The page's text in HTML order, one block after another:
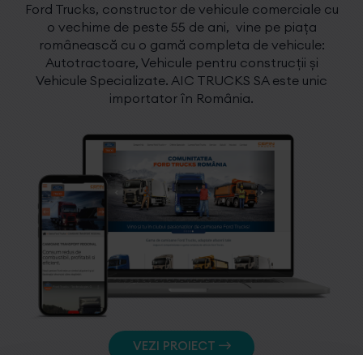
Ford Trucks, constructor de vehicule comerciale cu
o vechime de peste 55 de ani, vine pe piața
românească cu o gamă completa de vehicule:
Autotractoare, Vehicule pentru construcții și
Vehicule Specializate. AIC TRUCKS SA este unic
importator în România.
VEZI PROIECT